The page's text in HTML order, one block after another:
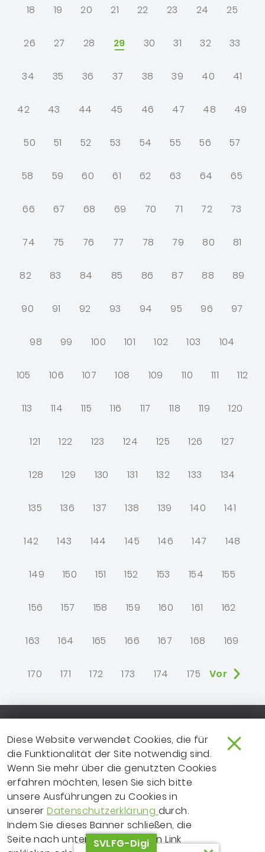
Diese Website verwendet Cookies, die für
die Funktionalität der Site notwendig sind.
Wenn Sie mehr über die genutzten Cookies
erfahren möchten, lesen Sie sich bitte
unsere Ausführungen zu Cookies in
unsererDatenschutzerklärung durch.
Indem Sie dieses Banner schließen, die
Seite nach unten scrollen, einen Link
18 19 20 21 22 23 24 25
26 27 28 ausgewählt:
29 30 31 32 33
34 35 36 37 38 39 40 41
42 43 44 45 46 47 48 49
50 51 52 53 54 55 56 57
58 59 60 61 62 63 64 65
66 67 68 69 70 71 72 73
74 75 76 77 78 79 80 81
82 83 84 85 86 87 88 89
90 91 92 93 94 95 96 97
98 99 100 101 102 103 104
105 106 107 108 109 110 111 112
113 114 115 116 117 118 119 120
121 122 123 124 125 126 127
128 129 130 131 132 133 134
135 136 137 138 139 140 141
142 143 144 145 146 147 148
149 150 151 152 153 154 155
156 157 158 159 160 161 162
163 164 165 166 167 168 169
170 171 172 173 174 175 Vor
SO ERREICHEN SIE UNS
EXTRANET
IMPRESSUM
NEWSLETTER
LEICHTE SPRACHE
DATENSCHUTZ
FRAGEN ZUR WEBSITE?
VERTRAGSPARTNER
ERKLÄRUNG ZUR
BARRIEREFREIHEITSVLFG-Digi